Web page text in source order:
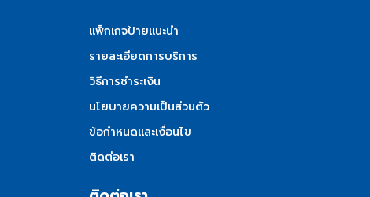
แพ็กเกจป้ายแนะนำ
รายละเอียดการบริการ
วิธีการชำระเงิน
นโยบายความเป็นส่วนตัว
ข้อกำหนดและเงื่อนไข
ติดต่อเรา